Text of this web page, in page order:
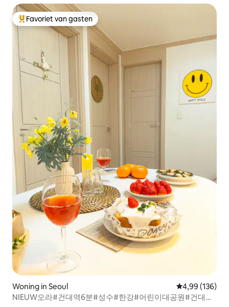
bedden / 5 personen
Topfavoriet van gasten
Favoriet van gasten
Woning in Seoul Gemiddelde
4,99 (136)
NIEUW오라#건대역6분#성수#한강#어린이대공원#건대병